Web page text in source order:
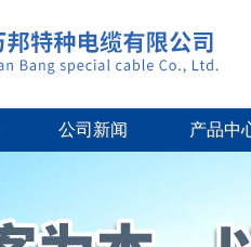
公司新闻 产品中